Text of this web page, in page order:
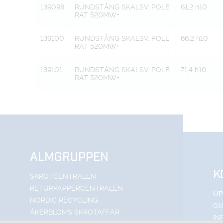
139098
RUNDSTÅNG SKALSV. POLE
RAT 520MW+
61,2 h10
139100
RUNDSTÅNG SKALSV. POLE
RAT 520MW+
66,2 h10
139101
RUNDSTÅNG SKALSV. POLE
RAT 520MW+
71,4 h10
ALMGRUPPEN
SKROTCENTRALEN
RETURPAPPERCENTRALEN
NORDIC RECYCLING
ÅKERBLOMS SKROTAFFÄR